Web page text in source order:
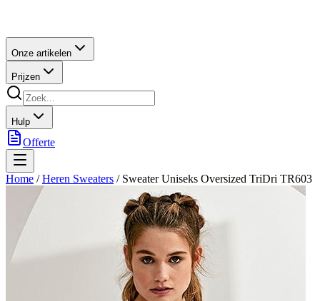
Onze artikelen
Prijzen
Hulp
Offerte
Home / Heren Sweaters / Sweater Uniseks Oversized TriDri TR603